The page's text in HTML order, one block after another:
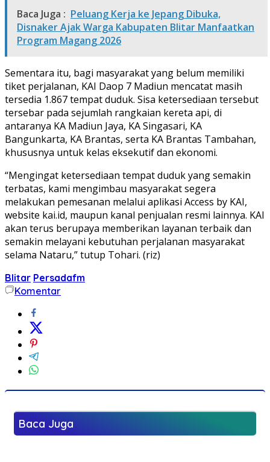
Baca Juga : Peluang Kerja ke Jepang Dibuka,
Disnaker Ajak Warga Kabupaten Blitar Manfaatkan
Program Magang 2026
Sementara itu, bagi masyarakat yang belum memiliki
tiket perjalanan, KAI Daop 7 Madiun mencatat masih
tersedia 1.867 tempat duduk. Sisa ketersediaan tersebut
tersebar pada sejumlah rangkaian kereta api, di
antaranya KA Madiun Jaya, KA Singasari, KA
Bangunkarta, KA Brantas, serta KA Brantas Tambahan,
khususnya untuk kelas eksekutif dan ekonomi.
“Mengingat ketersediaan tempat duduk yang semakin
terbatas, kami mengimbau masyarakat segera
melakukan pemesanan melalui aplikasi Access by KAI,
website kai.id, maupun kanal penjualan resmi lainnya. KAI
akan terus berupaya memberikan layanan terbaik dan
semakin melayani kebutuhan perjalanan masyarakat
selama Nataru,” tutup Tohari. (riz)
Blitar Persadafm
Komentar
Baca Juga